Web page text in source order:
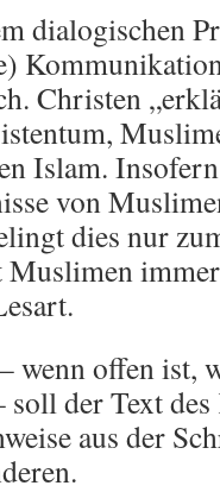
dialogischen
Christen
Islam.
von
dies nur
Muslimen
wenn offen ist,
soll der Text
aus der